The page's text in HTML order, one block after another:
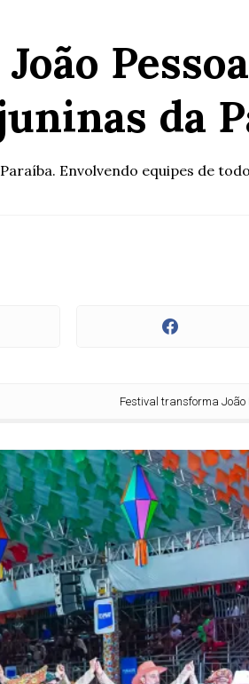
da
Envolvendo equipes de
Festival transforma João